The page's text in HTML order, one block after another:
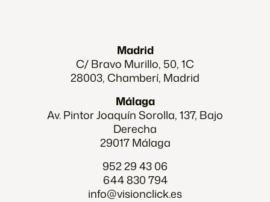
Madrid
C/ Bravo Murillo, 50, 1C
28003, Chamberí, Madrid
Málaga
Av. Pintor Joaquín Sorolla, 137, Bajo
Derecha
29017 Málaga
952 29 43 06
644 830 794
info@visionclick.es